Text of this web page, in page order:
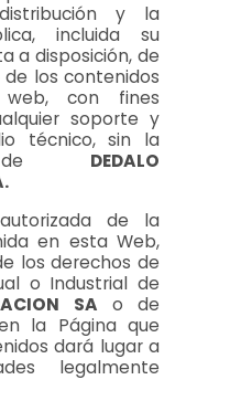
y la
incluida su
a disposición, de
los contenidos
con fines
soporte y
técnico, sin la
de DEDALO
de la
en esta Web,
los derechos de
o Industrial de
SA o de
la Página que
dará lugar a
legalmente